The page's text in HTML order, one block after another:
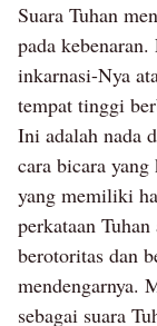
sendiri, dan
ke antara
pekerjaan-
mengakhiri
bukanlah
gambaran,
hebat, apalagi
Penampakan
yang dapat
Suara Tuhan
pada
inkarnasi-Nya
tempat tinggi
Ini adalah nada
cara bicara
yang memiliki
perkataan
berotoritas dan
mendengarnya.
sebagai suara